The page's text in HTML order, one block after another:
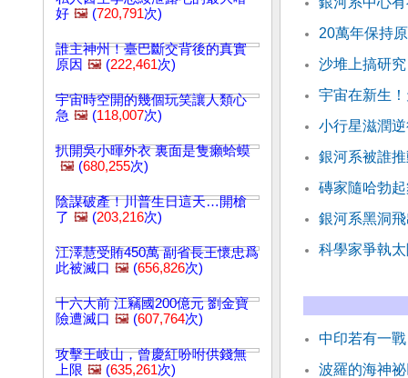
好 🖼️ (720,791次)
誰主神州！臺巴斷交背後的真實
原因 🖼️ (222,461次)
宇宙時空開的幾個玩笑讓人類心
急 🖼️ (118,007次)
扒開吳小暉外衣 裏面是隻癩蛤蟆
🖼️ (680,255次)
陰謀破產！川普生日這天…開槍
了 🖼️ (203,216次)
江澤慧受賄450萬 副省長王懷忠爲
此被滅口 🖼️ (656,826次)
十六大前 江竊國200億元 劉金寶
險遭滅口 🖼️ (607,764次)
攻擊王岐山，曾慶紅吩咐供錢無
上限 🖼️ (635,261次)
20萬年保持
沙堆上搞研
宇宙在新生
小行星滋潤
銀河系被誰
磚家隨哈勃
銀河系黑洞
科學家爭執
中印若有一
波羅的海神